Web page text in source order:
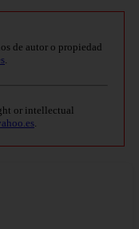
de autor o propiedad
.
or intellectual
.